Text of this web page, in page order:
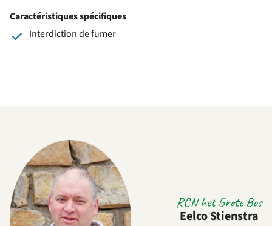
Caractéristiques spécifiques
Interdiction de fumer
RCN het Grote Bos
Eelco Stienstra